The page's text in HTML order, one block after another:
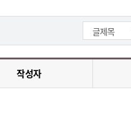
전자민원창구
주정차단속 문자알림 서비
스
군산시 무상교통
지방
농공
산업
항
션
업무추진비공개
작성자